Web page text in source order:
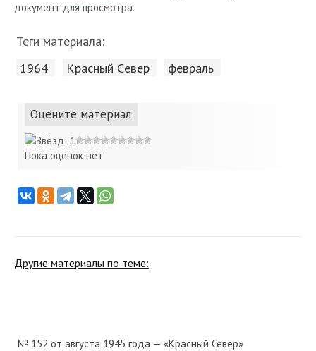
документ для просмотра.
Теги материала:
1964 Красный Cевер февраль
Оцените материал
Пока оценок нет
Другие материалы по теме:
№ 152 от августа 1945 года — «Красный Север»